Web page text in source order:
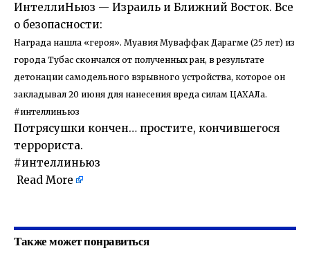
ИнтеллиНьюз — Израиль и Ближний Восток. Все
о безопасности:
Награда нашла «героя». Муавия Муваффак Дарагме (25 лет) из
города Тубас скончался от полученных ран, в результате
детонации самодельного взрывного устройства, которое он
закладывал 20 июня для нанесения вреда силам ЦАХАЛа.
#интеллиньюз
Потрясушки кончен… простите, кончившегося
террориста.
#интеллиньюз
Read More
Также может понравиться